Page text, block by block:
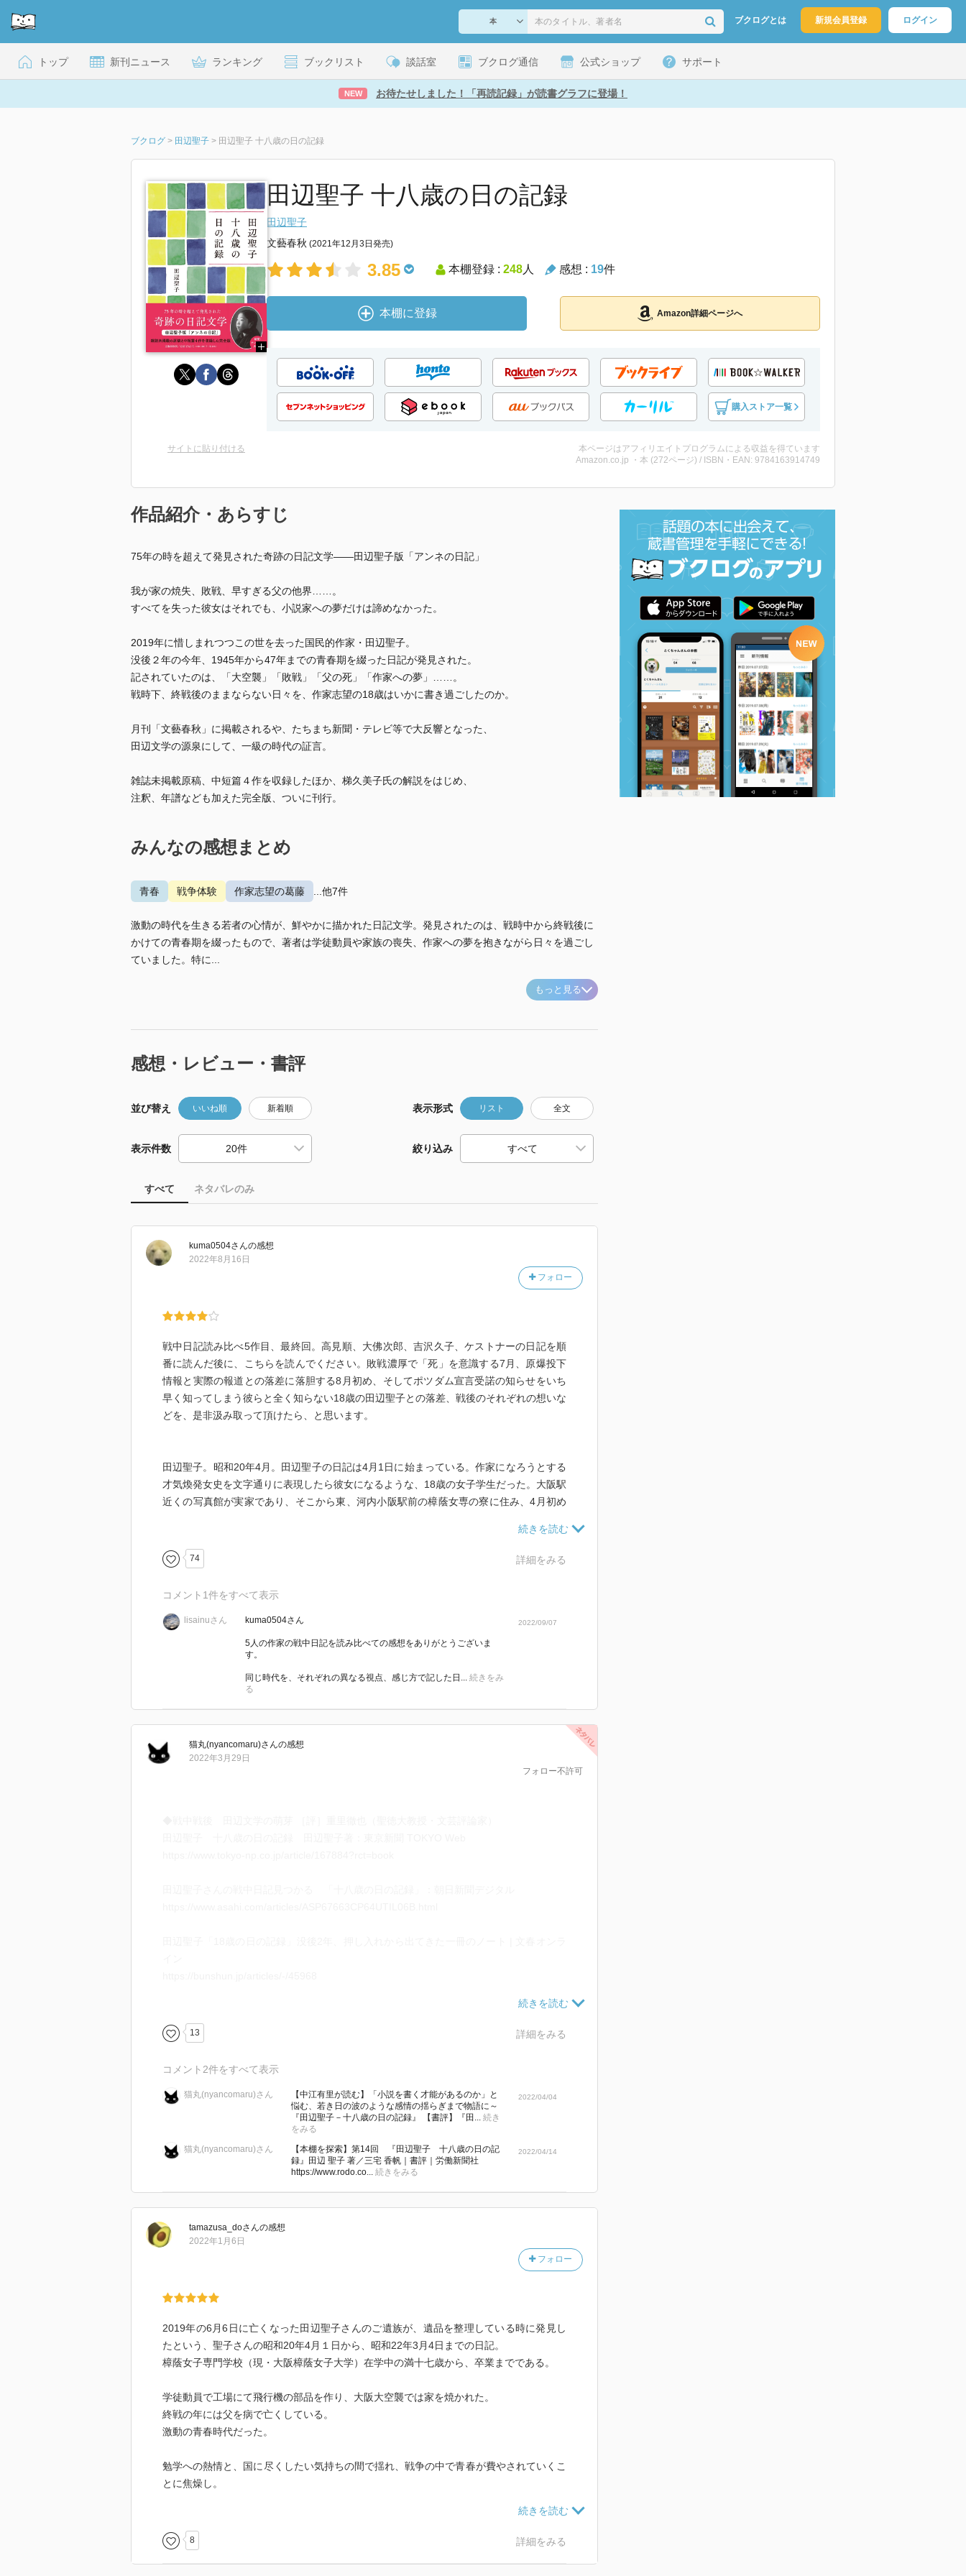
ブクログとは 新規会員登録 ログイン
トップ 新刊ニュース ランキング ブックリスト 談話室 ブクログ通信 公式ショップ サポート
NEW お待たせしました！「再読記録」が読書グラフに登場！
ブクログ > 田辺聖子 > 田辺聖子 十八歳の日の記録
田辺聖子 十八歳の日の記録
田辺聖子
文藝春秋 (2021年12月3日発売)
3.85 本棚登録 : 248人 感想 : 19件
本棚に登録 Amazon詳細ページへ
購入ストア一覧
サイトに貼り付ける
本ページはアフィリエイトプログラムによる収益を得ています
Amazon.co.jp ・本 (272ページ) / ISBN・EAN: 9784163914749
作品紹介・あらすじ
75年の時を超えて発見された奇跡の日記文学――田辺聖子版「アンネの日記」
我が家の焼失、敗戦、早すぎる父の他界……。
すべてを失った彼女はそれでも、小説家への夢だけは諦めなかった。
2019年に惜しまれつつこの世を去った国民的作家・田辺聖子。
没後２年の今年、1945年から47年までの青春期を綴った日記が発見された。
記されていたのは、「大空襲」「敗戦」「父の死」「作家への夢」……。
戦時下、終戦後のままならない日々を、作家志望の18歳はいかに書き過ごしたのか。
月刊「文藝春秋」に掲載されるや、たちまち新聞・テレビ等で大反響となった、
田辺文学の源泉にして、一級の時代の証言。
雑誌未掲載原稿、中短篇４作を収録したほか、梯久美子氏の解説をはじめ、
注釈、年譜なども加えた完全版、ついに刊行。
みんなの感想まとめ
青春 戦争体験 作家志望の葛藤 ...他7件
激動の時代を生きる若者の心情が、鮮やかに描かれた日記文学。発見されたのは、戦時中から終戦後に
かけての青春期を綴ったもので、著者は学徒動員や家族の喪失、作家への夢を抱きながら日々を過ごし
ていました。特に...
もっと見る
感想・レビュー・書評
並び替え いいね順 新着順 表示形式 リスト 全文
表示件数 絞り込み
すべて ネタバレのみ
kuma0504さんの感想
フォロー
2022年8月16日
戦中日記読み比べ5作目、最終回。高見順、大佛次郎、吉沢久子、ケストナーの日記を順
番に読んだ後に、こちらを読んでください。敗戦濃厚で「死」を意識する7月、原爆投下
情報と実際の報道との落差に落胆する8月初め、そしてポツダム宣言受諾の知らせをいち
早く知ってしまう彼らと全く知らない18歳の田辺聖子との落差、戦後のそれぞれの想いな
どを、是非汲み取って頂けたら、と思います。
田辺聖子。昭和20年4月。田辺聖子の日記は4月1日に始まっている。作家になろうとする
才気煥発女史を文字通りに表現したら彼女になるような、18歳の女子学生だった。大阪駅
近くの写真館が実家であり、そこから東、河内小阪駅前の樟蔭女専の寮に住み、4月初め
だ。そして6.1の大阪大空襲で焼け出されて、8月の時は尼崎に移り住んでいる。
書き出すと止まらない。やがて作家になった時の下書きという意味も意図していたとも思
える。大佛次郎や高見順とは全然違う。かの作家たちも、幾分かは後世の読者を意識して
いたかもしれないが、それよりも「記録」という意味合いが大きかった。田辺聖子のそれ
大きなエポックは２つある。6月1日の実家が焼け落ちた大阪大空襲は既に紹介した。ここ
では8月15日の「終戦の日」を紹介する。
7月9日
高見順 生の充実を考える感じる。溢れるような充実感
私がいつ自分をとらえるかわからない。そこで生きたいと切に思う。それ故、生の充実を
感じるのか。そうも考えたが、そうでもないようだ。
が黙っている。出版関係の人が、結社の自由を叫び、民を信じずして何の士気昂揚か、と
と民間人を貶めるようなことを言う。以下はその時の応酬。）
そのあと折口信夫が国学者らしい静かな声で
「安心して死ねるようにしてほしい」と言った。すると上村氏が「安心とは何事か、かか
る精神で‥‥」とやりはじめた。折口氏は低いが強い声で「おのれを正しゅうせんがため
に人を陥れるようなことをいうのはいけません」と言った。立派な言葉だった。こういう
言わんばかりの馬鹿な意見が天下に横行したので、日本は今この状態になったのだ。似非
愛国者のために真の愛国者が投打追放され沈黙無為を強いられた。今となってもまだその
ことに対する反省が行われない。
←日記にせよ、遂に高見順はここまで書くようになった。それにしても、折口信夫は凄
い。この頃は、彼の「最愛の」弟子折口春洋が硫黄島で戦死して蕭然としている頃ではな
8月7日
う。何かと思うと広島に敵わずか2機が入ってきて投下した爆弾が原子爆弾らしく2発で2
0万人の死傷を出した。死者は十二万というが呉からの電話のこで詳細は不明である。
（略）話が真実ならば国民は罪もなく彼ら（軍人たち）と共に心中するのである。悔しい
残したく思う。知らないで死んだのではなく知りつつやむを得ず死んだのだということ
を。
←1番詳細な実情と正確な被害を聞いている！
高見順 新橋駅で義兄（新聞社勤め）から原爆の話を立ち話で聞く。
（略）「もう戦争はおしまいだ」
だ。そういう話はかねてから聞いていた。その原子爆弾がついに出現したというのだ。衝
撃は強烈だった。私はふーんと言ったきり口がきけなかった。
←やはり、ジャーナリストからいちはやく聴いている。
74 詳細をみる
コメント 1件をすべて表示
lisainuさん kuma0504さん
5人の作家の戦中日記を読み比べての感想をありがとうございま
す。
同じ時代を、それぞれの異なる視点、感じ方で記した日... 続きをみ
る
2022/09/07
猫丸(nyancomaru)さんの感想
フォロー不許可
2022年3月29日
伯母・田辺聖子の「十八歳の日の記録」について 『田辺聖子 十八歳の日の記録』（田辺
聖子） | コラム・エッセイ - 本の話
https://books.bunshun.jp/articles/-/6816?ud_book
https://books.bunshun.jp/ud/book/num/9784163914749
13 詳細をみる
コメント 2件をすべて表示
猫丸(nyancomaru)さん
【中江有里が読む】「小説を書く才能があるのか」と
悩む、若き日の波のような感情の揺らぎまで物語に～
『田辺聖子－十八歳の日の記録』 【書評】『田... 続き
をみる
2022/04/04
猫丸(nyancomaru)さん
【本棚を探索】第14回 『田辺聖子 十八歳の日の記
録』田辺 聖子 著／三宅 香帆｜書評｜労働新聞社
https://www.rodo.co... 続きをみる
2022/04/14
tamazusa_doさんの感想
フォロー
2022年1月6日
2019年の6月6日に亡くなった田辺聖子さんのご遺族が、遺品を整理している時に発見し
たという、聖子さんの昭和20年4月１日から、昭和22年3月4日までの日記。
樟蔭女子専門学校（現・大阪樟蔭女子大学）在学中の満十七歳から、卒業までである。
学徒動員で工場にて飛行機の部品を作り、大阪大空襲では家を焼かれた。
終戦の年には父を病で亡くしている。
激動の青春時代だった。
勉学への熱情と、国に尽くしたい気持ちの間で揺れ、戦争の中で青春が費やされていくこ
とに焦燥し。
価値観が180度、変わってしまった瞬間だったろう。
8 詳細をみる